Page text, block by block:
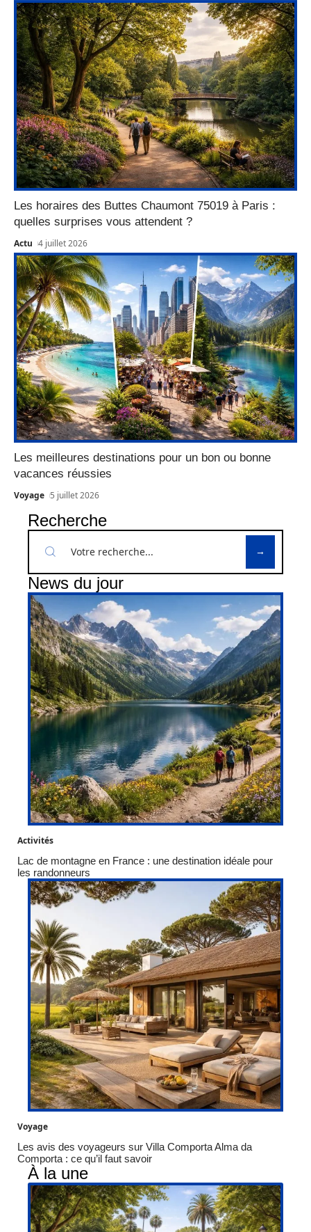
Les horaires des Buttes Chaumont 75019 à Paris :
quelles surprises vous attendent ?
Actu 4 juillet 2026
Les meilleures destinations pour un bon ou bonne
vacances réussies
Voyage 5 juillet 2026
Recherche
News du jour
Activités
Lac de montagne en France : une destination idéale pour
les randonneurs
Voyage
Les avis des voyageurs sur Villa Comporta Alma da
Comporta : ce qu’il faut savoir
À la une